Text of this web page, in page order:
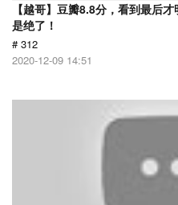
【越哥】豆瓣8.8分，看到最后
是绝了！
# 312
2020-12-09 14:51